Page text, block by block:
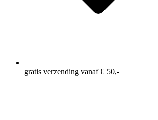
gratis verzending vanaf € 50,-